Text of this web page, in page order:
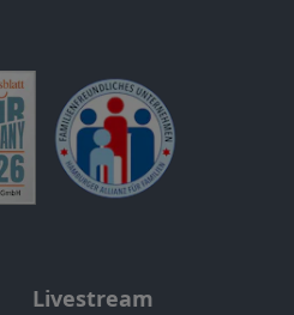
Livestream